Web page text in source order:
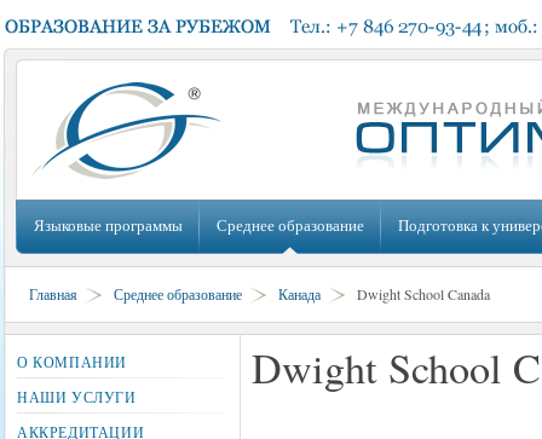
Языковые программы Среднее образование Подготовка к
Главная Среднее образование Канада Dwight School Canada
Dwight School
О КОМПАНИИ
НАШИ УСЛУГИ
АККРЕДИТАЦИИ